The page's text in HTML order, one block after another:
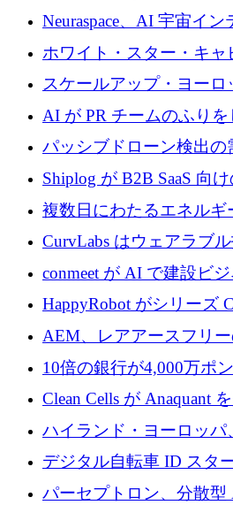
ニクスのスケールアップ
Neuraspace、AI 宇宙イ
トフォームの拡大に
ホワイト・スター・キャ
タートアップをシリーズ
ために2億5,000万ドルの
スケールアップ・ヨーロ
の投資を行い、Iceeyeの
を共同主導
AI が PR チームのふり
ります
パッシブドローン検出の
Monava が資金調達ラウ
Shiplog が B2B SaaS 向
ジェンスを構築するため
複数日にわたるエネルギ
ップ、Ore Energy が新
4,300 万ドルを獲得
CurvLabs はウェアラブ
治療をどのように再考
conmeet が AI で建設ビ
に 600 万ユーロを調達
HappyRobot がシリーズ
ルを獲得し、企業運営向
を拡張
AEM、レアアースフリ
新を加速するために
10倍の銀行が4,000万ポ
達
Clean Cells が Anaquant
門知識によるバイオ医薬
ハイランド・ヨーロッパ
規模拡大を支援するため
ンドVIを閉鎖
デジタル自転車 ID スタ
TÖNNJES への投資を確
パーセプトロン、分散型